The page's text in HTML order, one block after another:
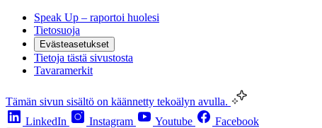
Speak Up – raportoi huolesi
Tietosuoja
Evästeasetukset
Tietoja tästä sivustosta
Tavaramerkit
Tämän sivun sisältö on käännetty tekoälyn avulla.
LinkedIn
Instagram Youtube Facebook